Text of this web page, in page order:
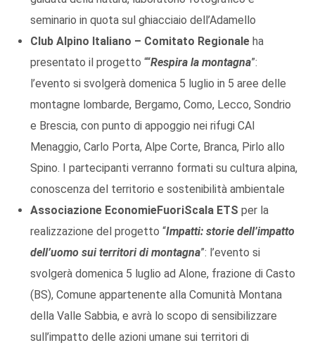
seminario in quota sul ghiacciaio dell’Adamello
Club Alpino Italiano – Comitato Regionale ha
presentato il progetto ““Respira la montagna”:
l’evento si svolgerà domenica 5 luglio in 5 aree delle
montagne lombarde, Bergamo, Como, Lecco, Sondrio
e Brescia, con punto di appoggio nei rifugi CAI
Menaggio, Carlo Porta, Alpe Corte, Branca, Pirlo allo
Spino. I partecipanti verranno formati su cultura alpina,
conoscenza del territorio e sostenibilità ambientale
Associazione EconomieFuoriScala ETS per la
realizzazione del progetto “Impatti: storie dell’impatto
dell’uomo sui territori di montagna”: l’evento si
svolgerà domenica 5 luglio ad Alone, frazione di Casto
(BS), Comune appartenente alla Comunità Montana
della Valle Sabbia, e avrà lo scopo di sensibilizzare
sull’impatto delle azioni umane sui territori di